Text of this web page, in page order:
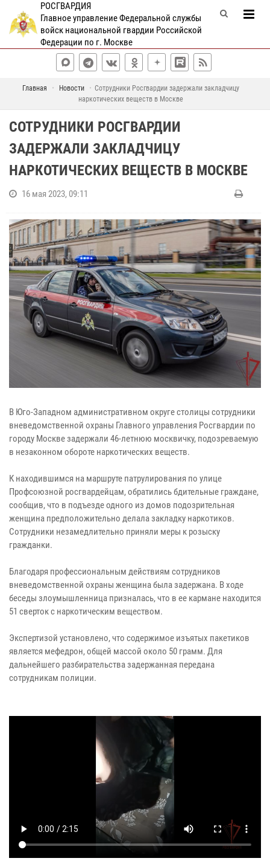
РОСГВАРДИЯ
Главное управление Федеральной службы
войск национальной гвардии Российской
Федерации по г. Москве
Главная Новости
Сотрудники Росгвардии задержали закладчицу
наркотических веществ в Москве
СОТРУДНИКИ РОСГВАРДИИ
ЗАДЕРЖАЛИ ЗАКЛАДЧИЦУ
НАРКОТИЧЕСКИХ ВЕЩЕСТВ В МОСКВЕ
16 мая 2023, 09:11
В Юго-Западном административном округе столицы сотрудники
вневедомственной охраны Главного управления Росгвардии по
городу Москве задержали 46-летнюю москвичку, подозреваемую
в незаконном обороте наркотических веществ.
К находившимся на маршруте патрулирования по улице
Профсоюзной росгвардейцам, обратились бдительные граждане,
сообщив, что в подъезде одного из домов подозрительная
женщина предположительно делала закладку наркотиков.
Сотрудники незамедлительно приняли меры к розыску
гражданки.
Благодаря профессиональным действиям сотрудников
вневедомственной охраны женщина была задержана. В ходе
беседы злоумышленница призналась, что в ее кармане находится
51 сверток с наркотическим веществом.
Экспертизой установлено, что содержимое изъятых пакетиков
является мефедрон, общей массой около 50 грамм. Для
дальнейшего разбирательства задержанная передана
сотрудникам полиции.